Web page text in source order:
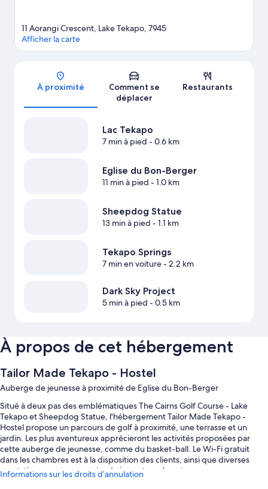
Carte
11 Aorangi Crescent, Lake Tekapo, 7945
Afficher la carte
À proximité
Comment se
déplacer
Restaurants
Lac Tekapo
7 min à pied - 0.6 km
Eglise du Bon-Berger
11 min à pied - 1.0 km
Sheepdog Statue
13 min à pied - 1.1 km
Tekapo Springs
7 min en voiture- 2.2 km
Dark Sky Project
5 min à pied - 0.5 km
À propos de cet hébergement
Tailor Made Tekapo - Hostel
Auberge de jeunesse à proximité de Eglise du Bon-Berger
Situé à deux pas des emblématiques The Cairns Golf Course - Lake
Tekapo et Sheepdog Statue, l'hébergement Tailor Made Tekapo -
Hostel propose un parcours de golf à proximité, une terrasse et un
jardin. Les plus aventureux apprécieront les activités proposées par
cette auberge de jeunesse, comme du basket-ball. Le Wi-Fi gratuit
dans les chambres est à la disposition des clients, ainsi que diverses
prestations, comme une aire de jeux et une laverie.
Informations sur les droits d’annulation